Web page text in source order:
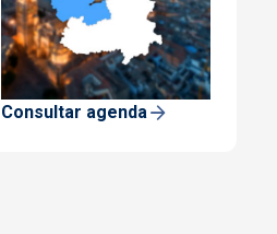
Consultar agenda